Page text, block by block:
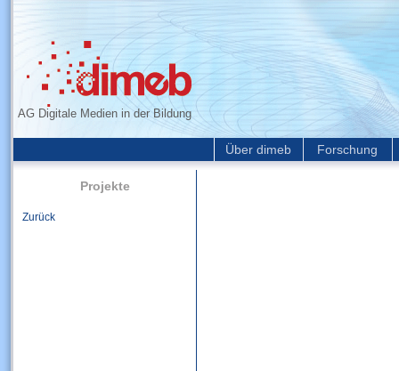
AG Digitale Medien in der Bildung
Über dimeb Forschung
Projekte
Zurück